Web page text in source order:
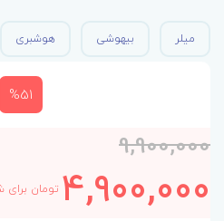
میلر بیهوشی هوشبری
%51
9,900,000
4,900,000تومان برای